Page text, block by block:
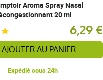
Aroma Spray Nasal
20 ml
6,29 €
AJOUTER AU PANIER
Expédié sous 24h